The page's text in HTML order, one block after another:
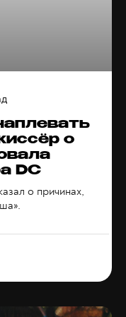
о
DC
о причинах,